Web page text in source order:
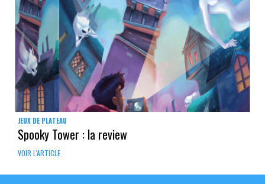
JEUX DE PLATEAU
Spooky Tower : la review
VOIR L'ARTICLE